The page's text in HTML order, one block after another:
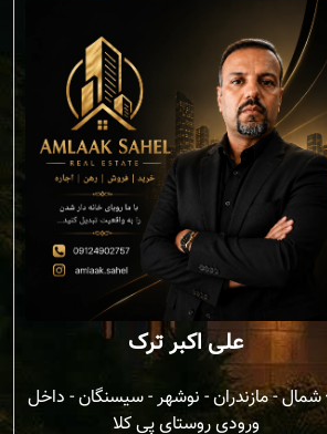
علی اکبر ترک
شمال - مازندران - نوشهر - سیسنگان - داخل
ورودی روستای پی کلا